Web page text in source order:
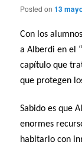
Posted on13
Con los
a Alberdi en el
capítulo que
que protegen
Sabido es que
enormes
habitarlo con